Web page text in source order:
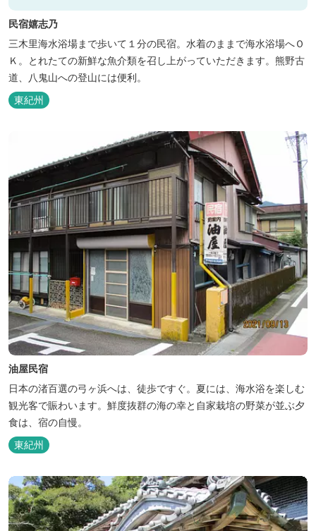
民宿嬉志乃
三木里海水浴場まで歩いて１分の民宿。水着のままで海水浴場へＯ
Ｋ。とれたての新鮮な魚介類を召し上がっていただきます。熊野古
道、八鬼山への登山には便利。
東紀州
油屋民宿
日本の渚百選の弓ヶ浜へは、徒歩ですぐ。夏には、海水浴を楽しむ
観光客で賑わいます。鮮度抜群の海の幸と自家栽培の野菜が並ぶ夕
食は、宿の自慢。
東紀州